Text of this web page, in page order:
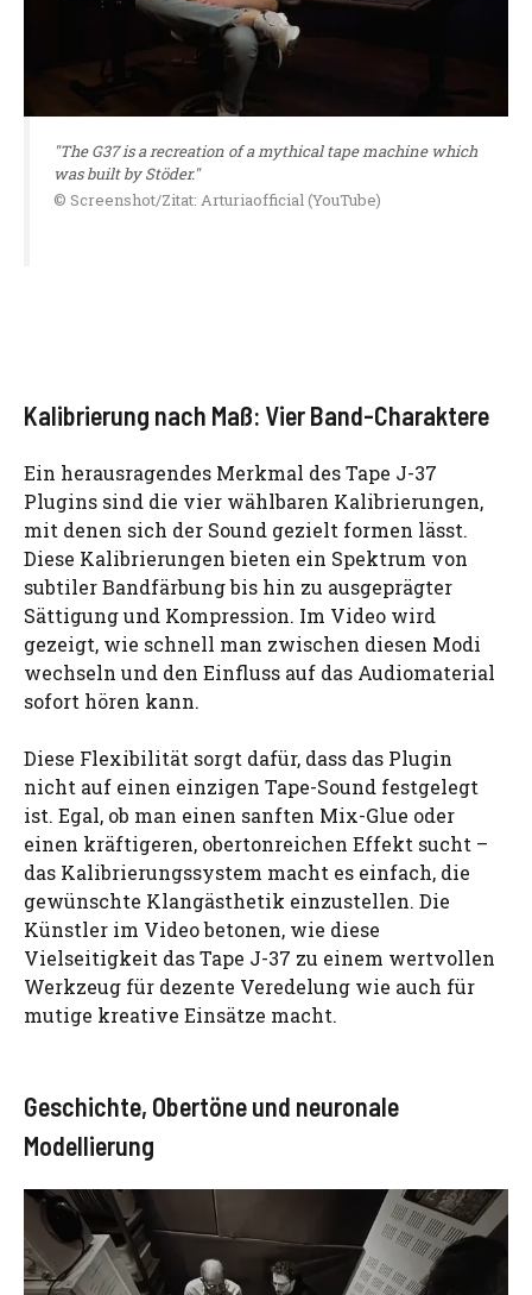
"The G37 is a recreation of a mythical tape machine which
was built by Stöder."
© Screenshot/Zitat: Arturiaofficial (YouTube)
Kalibrierung nach Maß: Vier Band-Charaktere
Ein herausragendes Merkmal des Tape J-37
Plugins sind die vier wählbaren Kalibrierungen,
mit denen sich der Sound gezielt formen lässt.
Diese Kalibrierungen bieten ein Spektrum von
subtiler Bandfärbung bis hin zu ausgeprägter
Sättigung und Kompression. Im Video wird
gezeigt, wie schnell man zwischen diesen Modi
wechseln und den Einfluss auf das Audiomaterial
sofort hören kann.
Diese Flexibilität sorgt dafür, dass das Plugin
nicht auf einen einzigen Tape-Sound festgelegt
ist. Egal, ob man einen sanften Mix-Glue oder
einen kräftigeren, obertonreichen Effekt sucht –
das Kalibrierungssystem macht es einfach, die
gewünschte Klangästhetik einzustellen. Die
Künstler im Video betonen, wie diese
Vielseitigkeit das Tape J-37 zu einem wertvollen
Werkzeug für dezente Veredelung wie auch für
mutige kreative Einsätze macht.
Geschichte, Obertöne und neuronale
Modellierung